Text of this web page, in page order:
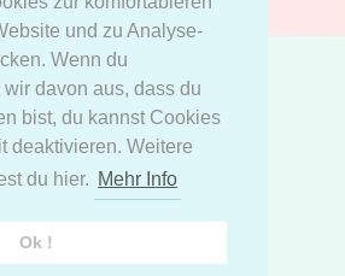
und zu Analyse-
Wenn du
davon aus, dass du
bist, du kannst Cookies
deaktivieren. Weitere
du hier. Mehr Info
Ok !
| Entworfen von